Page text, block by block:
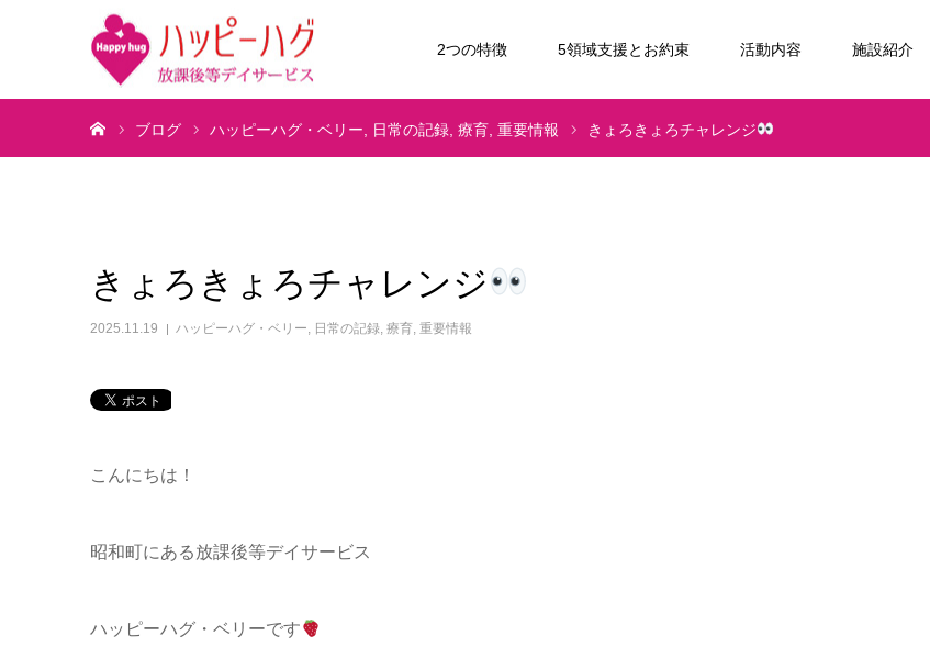
2つの特徴 5領域支援とお約束 活動内容 施設紹介
ブログ ハッピーハグ・ベリー 日常の記録 療育 重要情報 きょろきょろチャレンジ
きょろきょろチャレンジ
2025.11.19 ハッピーハグ・ベリー, 日常の記録, 療育, 重要情報
こんにちは！
昭和町にある放課後等デイサービス
ハッピーハグ・ベリーです